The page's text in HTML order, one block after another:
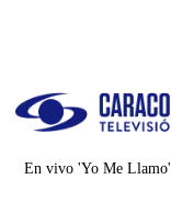
En vivo 'Yo Me Llamo'